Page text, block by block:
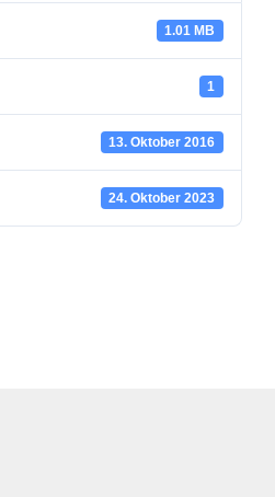
1.01 MB
1
13. Oktober 2016
24. Oktober 2023